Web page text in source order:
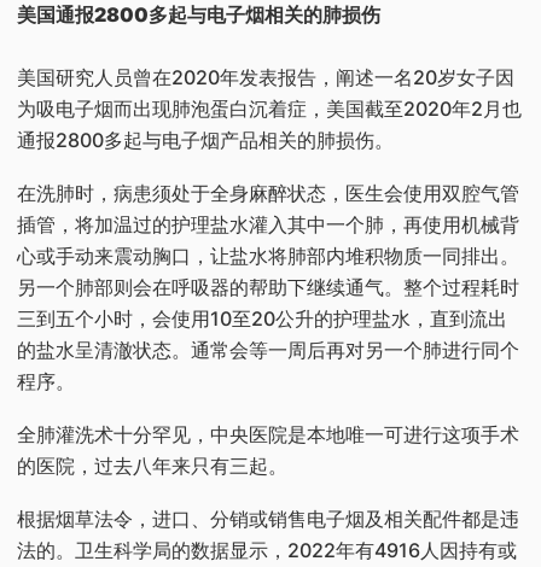
美国通报2800多起与电子烟相关的肺损伤
美国研究人员曾在2020年发表报告，阐述一名20岁女子因
为吸电子烟而出现肺泡蛋白沉着症，美国截至2020年2月也
通报2800多起与电子烟产品相关的肺损伤。
在洗肺时，病患须处于全身麻醉状态，医生会使用双腔气管
插管，将加温过的护理盐水灌入其中一个肺，再使用机械背
心或手动来震动胸口，让盐水将肺部内堆积物质一同排出。
另一个肺部则会在呼吸器的帮助下继续通气。整个过程耗时
三到五个小时，会使用10至20公升的护理盐水，直到流出
的盐水呈清澈状态。通常会等一周后再对另一个肺进行同个
程序。
全肺灌洗术十分罕见，中央医院是本地唯一可进行这项手术
的医院，过去八年来只有三起。
根据烟草法令，进口、分销或销售电子烟及相关配件都是违
法的。卫生科学局的数据显示，2022年有4916人因持有或